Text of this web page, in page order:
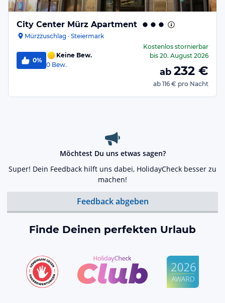
City Center Mürz Apartment
Mürzzuschlag · Steiermark
0%
Keine Bew.
0 Bew.
Kostenlos stornierbar
bis 20. August 2026
ab 232 €
ab 116 € pro Nacht
Möchtest Du uns etwas sagen?
Super! Dein Feedback hilft uns dabei, HolidayCheck besser zu
machen!
Feedback abgeben
Finde Deinen perfekten Urlaub